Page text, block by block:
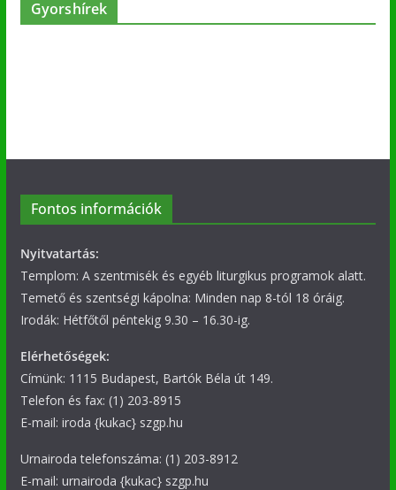
Gyorshírek
Fontos információk
Nyitvatartás:
Templom: A szentmisék és egyéb liturgikus programok alatt.
Temető és szentségi kápolna: Minden nap 8-tól 18 óráig.
Irodák: Hétfőtől péntekig 9.30 – 16.30-ig.
Elérhetőségek:
Címünk: 1115 Budapest, Bartók Béla út 149.
Telefon és fax: (1) 203-8915
E-mail: iroda {kukac} szgp.hu
Urnairoda telefonszáma: (1) 203-8912
E-mail: urnairoda {kukac} szgp.hu